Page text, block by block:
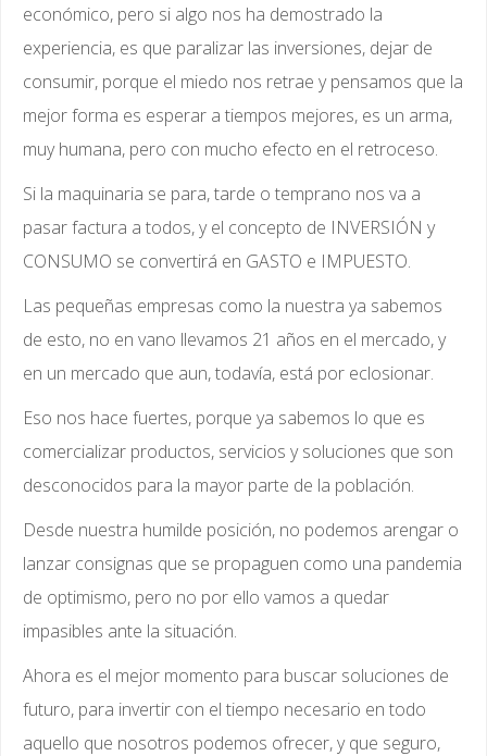
económico, pero si algo nos ha demostrado la
experiencia, es que paralizar las inversiones, dejar de
consumir, porque el miedo nos retrae y pensamos que la
mejor forma es esperar a tiempos mejores, es un arma,
muy humana, pero con mucho efecto en el retroceso.
Si la maquinaria se para, tarde o temprano nos va a
pasar factura a todos, y el concepto de INVERSIÓN y
CONSUMO se convertirá en GASTO e IMPUESTO.
Las pequeñas empresas como la nuestra ya sabemos
de esto, no en vano llevamos 21 años en el mercado, y
en un mercado que aun, todavía, está por eclosionar.
Eso nos hace fuertes, porque ya sabemos lo que es
comercializar productos, servicios y soluciones que son
desconocidos para la mayor parte de la población.
Desde nuestra humilde posición, no podemos arengar o
lanzar consignas que se propaguen como una pandemia
de optimismo, pero no por ello vamos a quedar
impasibles ante la situación.
Ahora es el mejor momento para buscar soluciones de
futuro, para invertir con el tiempo necesario en todo
aquello que nosotros podemos ofrecer, y que seguro,